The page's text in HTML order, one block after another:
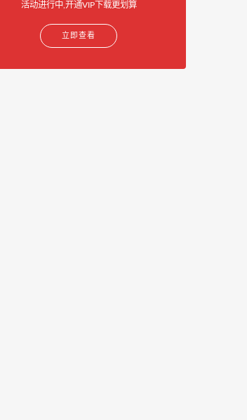
活动进行中,开通VIP下载更划算
立即查看